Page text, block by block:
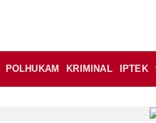
POLHUKAM KRIMINAL IPTEK